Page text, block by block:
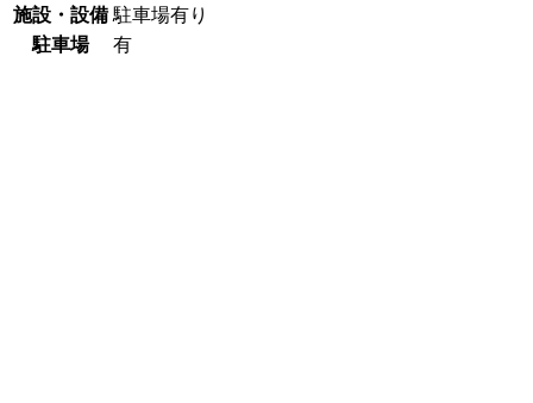
施設・設備 駐車場有り
駐車場
有